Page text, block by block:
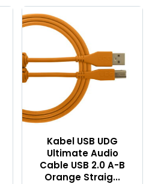
Kabel USB UDG
Ultimate Audio
Cable USB 2.0 A-B
Orange Straig...